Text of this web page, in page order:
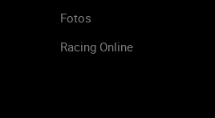
Fotos
Racing Online